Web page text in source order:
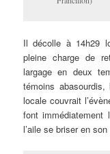
Il décolle à 14h29
pleine charge de
largage en deux
témoins abasourdis,
locale couvrait
font
l’aile se briser en